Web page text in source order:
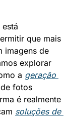
que mais
imagens de
explorar
a geração
fotos
é realmente
soluções de